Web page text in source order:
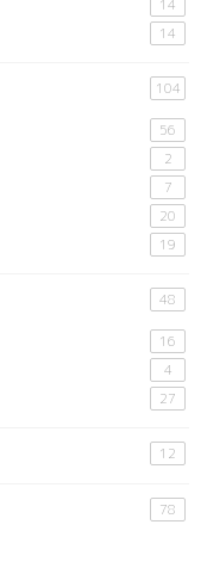
14
14
104
56
2
7
20
19
48
16
4
27
12
78